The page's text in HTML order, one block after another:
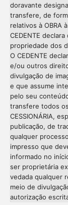
doravante
transfere, de
relativos à OBRA à
CEDENTE
propriedade dos
O CEDENTE
e/ou outros
divulgação de
e que assume
pelo seu
transfere todos
CESSIONÁRIA,
publicação, de
qualquer
impresso que
informado no
ser proprietária
vedada qualquer
meio de
autorização